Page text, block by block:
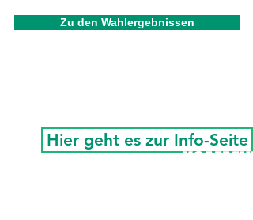
Zu den Wahlergebnissen
Hier geht es zur Info-Seite